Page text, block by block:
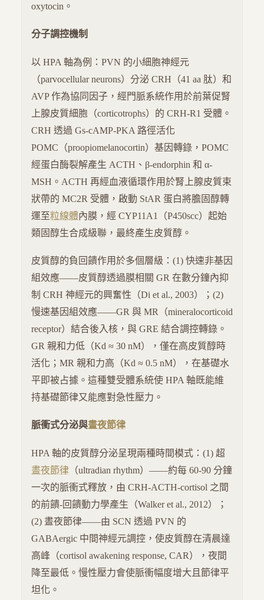
oxytocin。
分子調控機制
以 HPA 軸為例：PVN 的小細胞神經元
（parvocellular neurons）分泌 CRH（41 aa 肽）和
AVP 作為協同因子，經門脈系統作用於前葉促腎
上腺皮質細胞（corticotrophs）的 CRH-R1 受體。
CRH 透過 Gs-cAMP-PKA 路徑活化
POMC（proopiomelanocortin）基因轉錄，POMC
經蛋白酶裂解產生 ACTH、β-endorphin 和 α-
MSH。ACTH 再經血液循環作用於腎上腺皮質束
狀帶的 MC2R 受體，啟動 StAR 蛋白將膽固醇轉
運至粒線體內膜，經 CYP11A1（P450scc）起始
類固醇生合成級聯，最終產生皮質醇。
皮質醇的負回饋作用於多個層級：(1) 快速非基因
組效應——皮質醇透過膜相關 GR 在數分鐘內抑
制 CRH 神經元的興奮性（Di et al., 2003）；(2)
慢速基因組效應——GR 與 MR（mineralocorticoid
receptor）結合後入核，與 GRE 結合調控轉錄。
GR 親和力低（Kd ≈ 30 nM），僅在高皮質醇時
活化；MR 親和力高（Kd ≈ 0.5 nM），在基礎水
平即被占據。這種雙受體系統使 HPA 軸既能維
持基礎節律又能應對急性壓力。
脈衝式分泌與晝夜節律
HPA 軸的皮質醇分泌呈現兩種時間模式：(1) 超
晝夜節律 （ultradian rhythm）——約每 60-90 分鐘
一次的脈衝式釋放，由 CRH-ACTH-cortisol 之間
的前饋-回饋動力學產生（Walker et al., 2012）；
(2) 晝夜節律——由 SCN 透過 PVN 的
GABAergic 中間神經元調控，使皮質醇在清晨達
高峰（cortisol awakening response, CAR），夜間
降至最低。慢性壓力會使脈衝幅度增大且節律平
坦化。